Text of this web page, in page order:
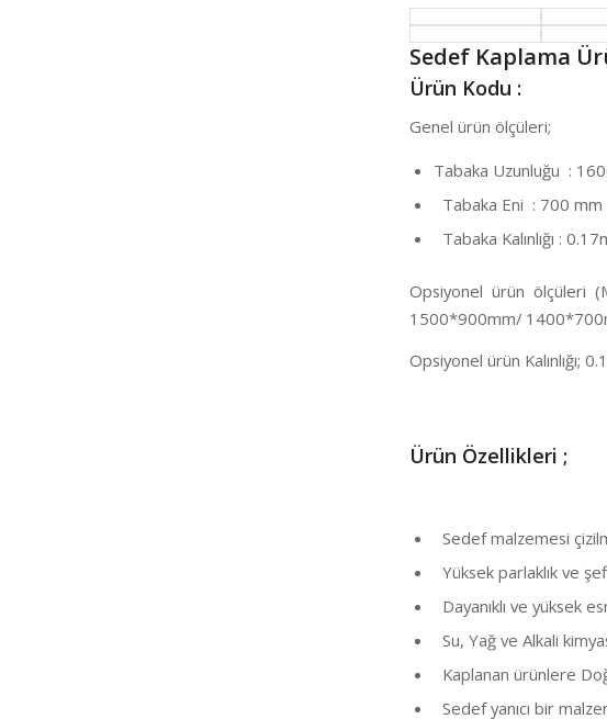
Sedef Kaplama
Ürün Kodu :
Genel ürün ölçüleri;
Tabaka Uzunluğu :
Tabaka Eni : 700 mm
Tabaka Kalınlığı :
Opsiyonel ürün ölçüleri
1500*900mm/
Opsiyonel ürün Kalınlığı;
Ürün Özellikleri ;
Sedef malzemesi
Yüksek parlaklık ve
Dayanıklı ve yüksek
Su, Yağ ve Alkali
Kaplanan ürünlere
Sedef yanıcı bir